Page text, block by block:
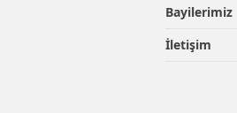
Bayilerimiz
İletişim